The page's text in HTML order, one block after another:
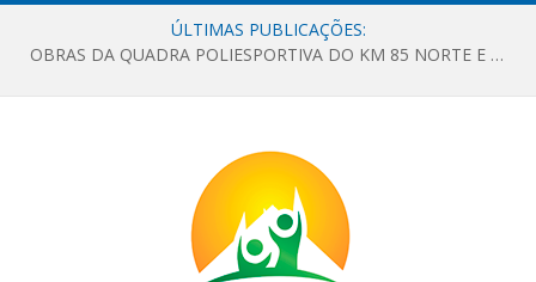
ÚLTIMAS PUBLICAÇÕES:
OBRAS DA QUADRA POLIESPORTIVA DO KM 85 NORTE E DA ESCOLA GASPAR VIANA AVANÇAM